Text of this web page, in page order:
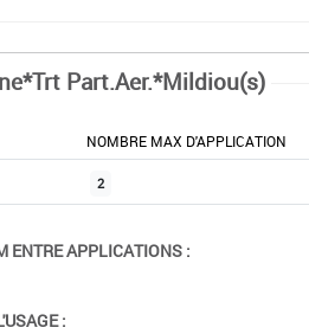
Part.Aer.*Mildiou(s)
NOMBRE MAX D'APPLICATION
2
ENTRE APPLICATIONS :
: